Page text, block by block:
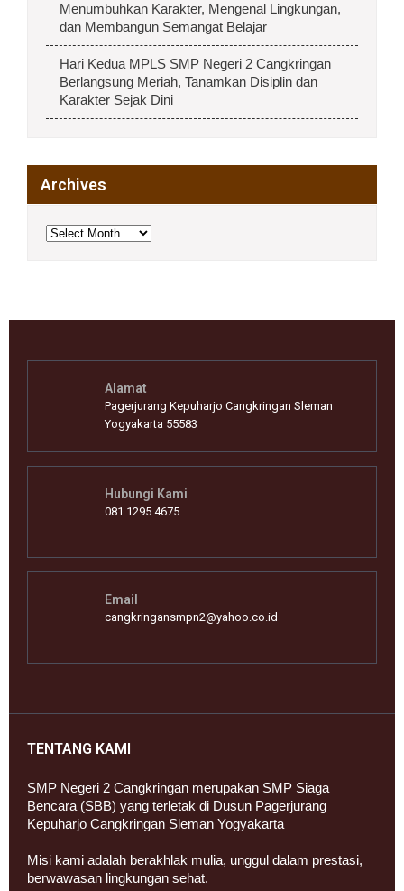
Menumbuhkan Karakter, Mengenal Lingkungan,
dan Membangun Semangat Belajar
Hari Kedua MPLS SMP Negeri 2 Cangkringan
Berlangsung Meriah, Tanamkan Disiplin dan
Karakter Sejak Dini
Archives
Archives
Alamat
Pagerjurang Kepuharjo Cangkringan Sleman
Yogyakarta 55583
Hubungi Kami
081 1295 4675
Email
cangkringansmpn2@yahoo.co.id
TENTANG KAMI
SMP Negeri 2 Cangkringan merupakan SMP Siaga
Bencara (SBB) yang terletak di Dusun Pagerjurang
Kepuharjo Cangkringan Sleman Yogyakarta
Misi kami adalah berakhlak mulia, unggul dalam prestasi,
berwawasan lingkungan sehat.